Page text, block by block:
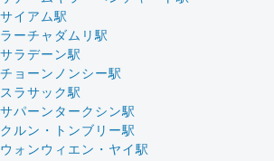
サイアム駅
ラーチャダムリ駅
サラデーン駅
チョーンノンシー駅
スラサック駅
サパーンタークシン駅
クルン・トンブリー駅
ウォンウィエン・ヤイ駅